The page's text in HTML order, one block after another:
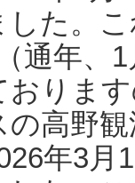
た。
通年、
おりま
の高野
年3月